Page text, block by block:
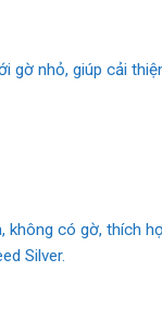
gờ nhỏ, giúp cải
có gờ, thích
Silver.